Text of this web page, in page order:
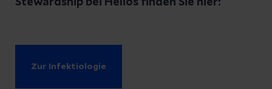
Stewardship bei Helios finden Sie hier:
Zur Infektiologie